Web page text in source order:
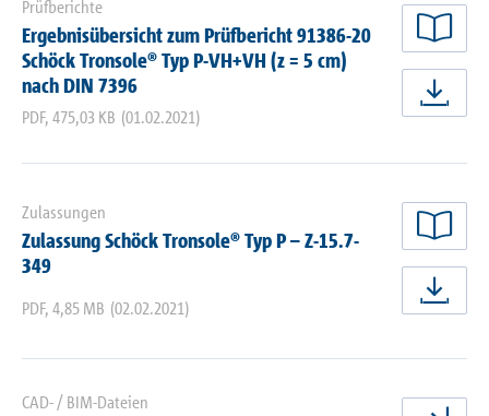
Prüfberichte
Ergebnisübersicht zum Prüfbericht 91386-20
Schöck Tronsole® Typ P-VH+VH (z = 5 cm)
nach DIN 7396
PDF, 475,03 KB (01.02.2021)
Zulassungen
Zulassung Schöck Tronsole® Typ P – Z-15.7-
349
PDF, 4,85 MB (02.02.2021)
CAD- / BIM-Dateien